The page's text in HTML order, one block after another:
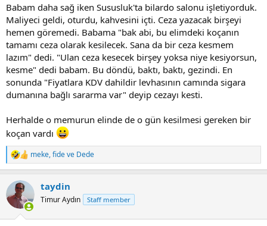
Babam daha sağ iken Sususluk'ta bilardo salonu işletiyorduk.
Maliyeci geldi, oturdu, kahvesini içti. Ceza yazacak birşeyi
hemen göremedi. Babama "bak abi, bu elimdeki koçanın
tamamı ceza olarak kesilecek. Sana da bir ceza kesmem
lazım" dedi. "Ulan ceza kesecek birşey yoksa niye kesiyorsun,
kesme" dedi babam. Bu döndü, baktı, baktı, gezindi. En
sonunda "Fiyatlara KDV dahildir levhasının camında sigara
dumanına bağlı sararma var" deyip cezayı kesti.
Herhalde o memurun elinde de o gün kesilmesi gereken bir
koçan vardı
R
e
c
t
i
meke,fideve Dede
taydin
Timur Aydın Staff member